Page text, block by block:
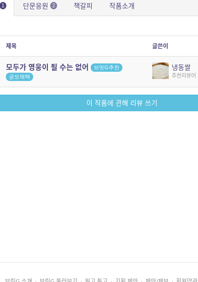
1 단문응원 2 책갈피 작품소개
제목 글쓴이
모두가 영웅이 될 수는 없어
브릿G추천
공모채택
냉동쌀
추천리뷰어
이 작품에 관해 리뷰 쓰기